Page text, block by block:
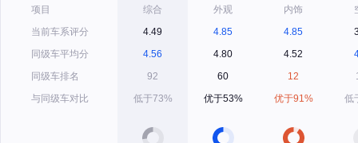
项目
当前车系评分
同级车平均分
同级车排名
与同级车对比
综合
4.49
4.56
92
低于73%
外观
4.85
4.80
60
优于53%
内饰
4.85
4.52
12
优于91%
低